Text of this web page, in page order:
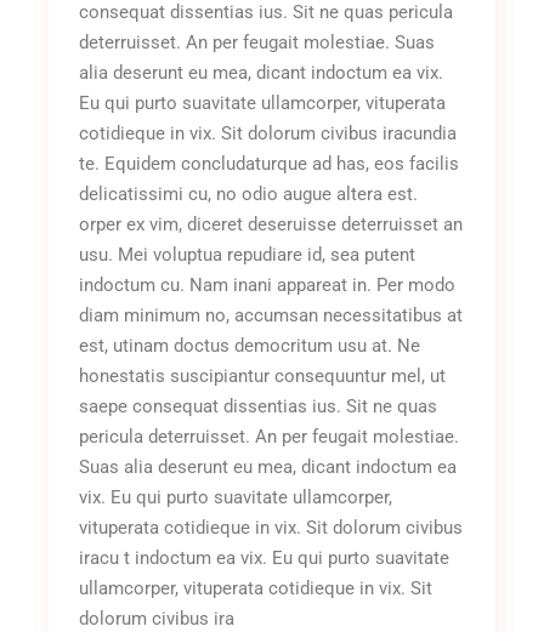
consequat dissentias ius. Sit ne quas pericula
deterruisset. An per feugait molestiae. Suas
alia deserunt eu mea, dicant indoctum ea vix.
Eu qui purto suavitate ullamcorper, vituperata
cotidieque in vix. Sit dolorum civibus iracundia
te. Equidem concludaturque ad has, eos facilis
delicatissimi cu, no odio augue altera est.
orper ex vim, diceret deseruisse deterruisset an
usu. Mei voluptua repudiare id, sea putent
indoctum cu. Nam inani appareat in. Per modo
diam minimum no, accumsan necessitatibus at
est, utinam doctus democritum usu at. Ne
honestatis suscipiantur consequuntur mel, ut
saepe consequat dissentias ius. Sit ne quas
pericula deterruisset. An per feugait molestiae.
Suas alia deserunt eu mea, dicant indoctum ea
vix. Eu qui purto suavitate ullamcorper,
vituperata cotidieque in vix. Sit dolorum civibus
iracu t indoctum ea vix. Eu qui purto suavitate
ullamcorper, vituperata cotidieque in vix. Sit
dolorum civibus ira